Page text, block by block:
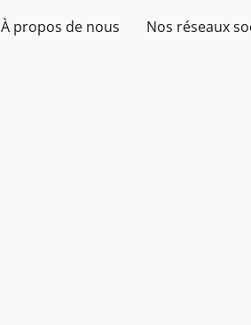
À propos de nous Nos réseaux